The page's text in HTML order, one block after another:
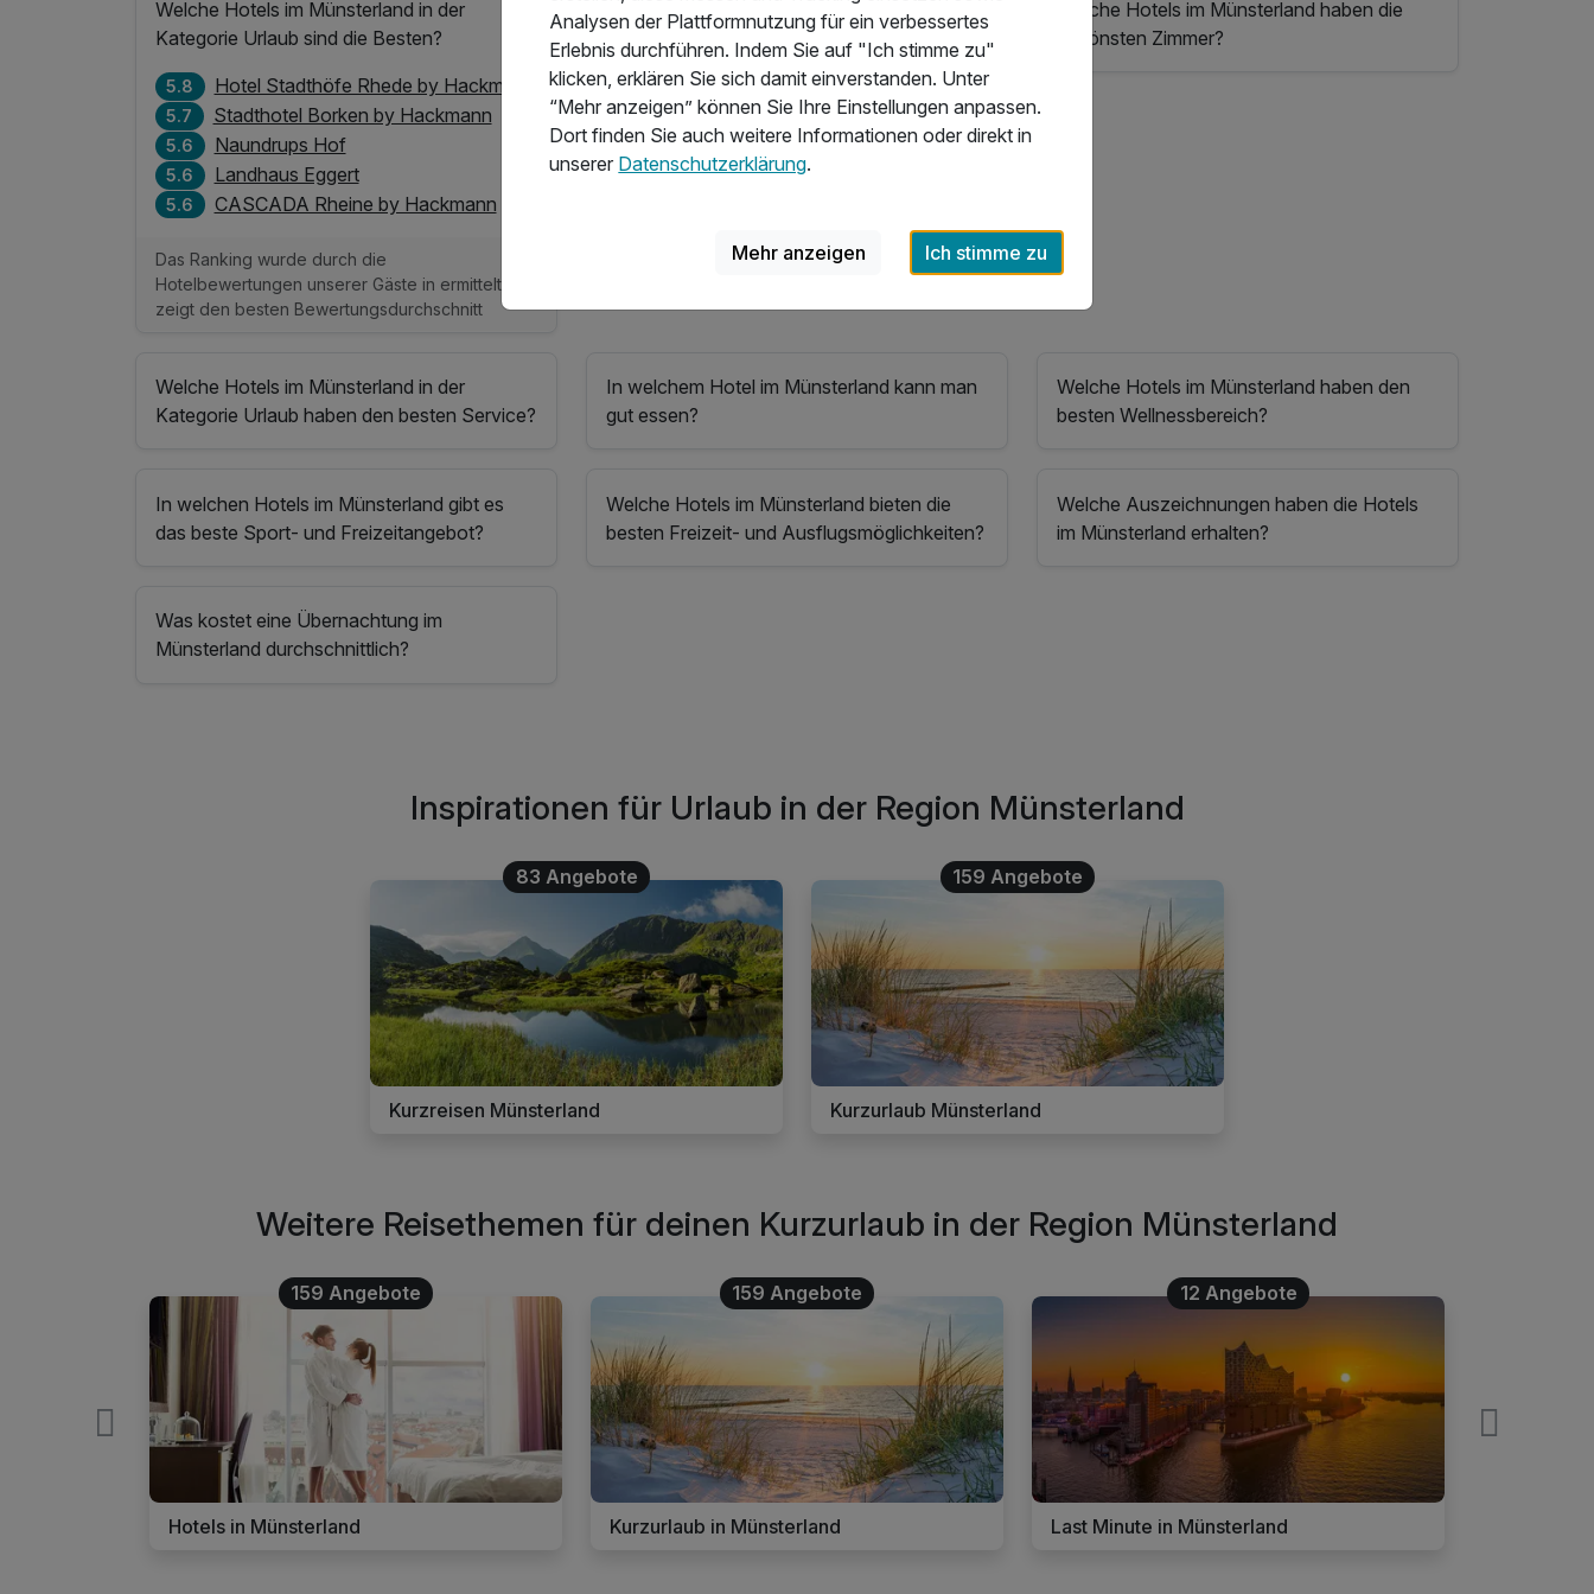
Welche Hotels im Münsterland in der
Kategorie Urlaub sind die Besten?
5.8 Hotel Stadthöfe Rhede by Hackmann
5.7 Stadthotel Borken by Hackmann
5.6 Naundrups Hof
5.6 Landhaus Eggert
5.6 CASCADA Rheine by Hackmann
Das Ranking wurde durch die
Hotelbewertungen unserer Gäste in ermittelt und
zeigt den besten Bewertungsdurchschnitt
Welche Hotels im Münsterland haben die
schönste Umgebung?
Welche Hotels im Münsterland haben die
schönsten Zimmer?
Welche Hotels im Münsterland in der
Kategorie Urlaub haben den besten Service?
In welchem Hotel im Münsterland kann man
gut essen?
Welche Hotels im Münsterland haben den
besten Wellnessbereich?
In welchen Hotels im Münsterland gibt es
das beste Sport- und Freizeitangebot?
Welche Hotels im Münsterland bieten die
besten Freizeit- und Ausflugsmöglichkeiten?
Welche Auszeichnungen haben die Hotels
im Münsterland erhalten?
Was kostet eine Übernachtung im
Münsterland durchschnittlich?
Inspirationen für Urlaub in der Region Münsterland
83 Angebote
Kurzreisen Münsterland
159 Angebote
Kurzurlaub Münsterland
Weitere Reisethemen für deinen Kurzurlaub in der Region Münsterland
159 Angebote
Hotels in Münsterland
159 Angebote
Kurzurlaub in Münsterland
12 Angebote
Last Minute in Münsterland
Analysen der Plattformnutzung für ein verbessertes
Erlebnis durchführen. Indem Sie auf "Ich stimme zu"
klicken, erklären Sie sich damit einverstanden. Unter
“Mehr anzeigen” können Sie Ihre Einstellungen anpassen.
Dort finden Sie auch weitere Informationen oder direkt in
unserer Datenschutzerklärung.
Mehr anzeigen Ich stimme zu